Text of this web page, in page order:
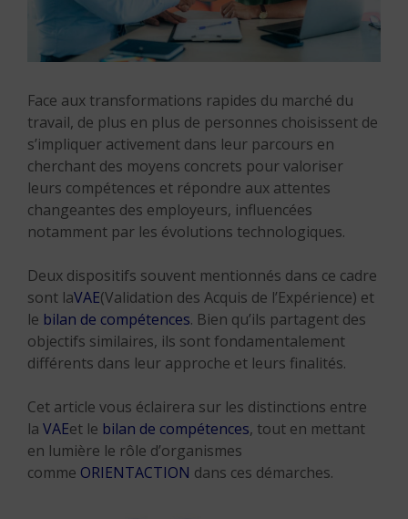
Face aux transformations rapides du marché du
travail, de plus en plus de personnes choisissent de
s’impliquer activement dans leur parcours en
cherchant des moyens concrets pour valoriser
leurs compétences et répondre aux attentes
changeantes des employeurs, influencées
notamment par les évolutions technologiques.
Deux dispositifs souvent mentionnés dans ce cadre
sont laVAE(Validation des Acquis de l’Expérience) et
le bilan de compétences. Bien qu’ils partagent des
objectifs similaires, ils sont fondamentalement
différents dans leur approche et leurs finalités.
Cet article vous éclairera sur les distinctions entre
la VAEet le bilan de compétences, tout en mettant
en lumière le rôle d’organismes
comme ORIENTACTION dans ces démarches.